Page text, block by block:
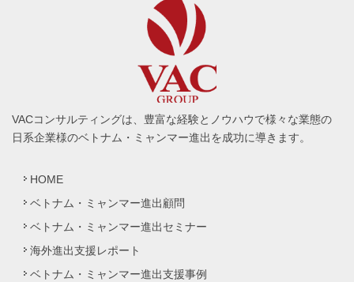
VACコンサルティングは、豊富な経験とノウハウで様々な業態の
日系企業様のベトナム・ミャンマー進出を成功に導きます。
HOME
ベトナム・ミャンマー進出顧問
ベトナム・ミャンマー進出セミナー
海外進出支援レポート
ベトナム・ミャンマー進出支援事例